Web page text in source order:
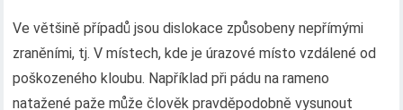
Ve většině případů jsou dislokace způsobeny nepřímými
zraněními, tj. V místech, kde je úrazové místo vzdálené od
poškozeného kloubu. Například při pádu na rameno
natažené paže může člověk pravděpodobně vysunout